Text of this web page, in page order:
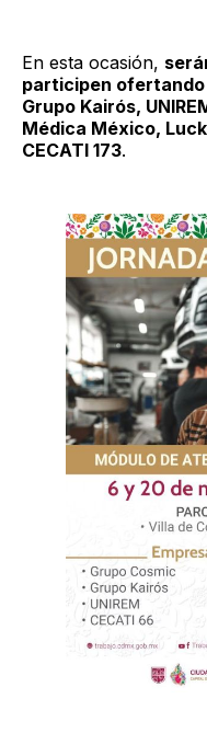
En esta ocasión,
participen
Grupo Kairós,
Médica México,
CECATI 173.